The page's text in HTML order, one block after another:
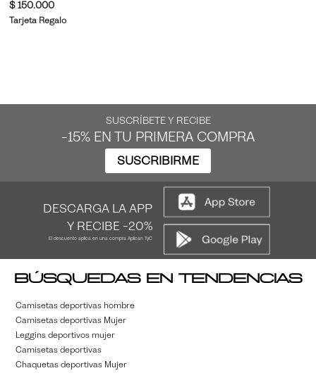
$ 150.000
Tarjeta Regalo
SUSCRÍBETE Y RECIBE
-15% EN TU PRIMERA COMPRA
SUSCRIBIRME
DESCARGA LA APP
Y RECIBE -20%
El descuento aplica en una compra Aplican TyC
Búsquedas en tendencias
Camisetas deportivas hombre
Camisetas deportivas Mujer
Leggins deportivos mujer
Camisetas deportivas
Chaquetas deportivas Mujer